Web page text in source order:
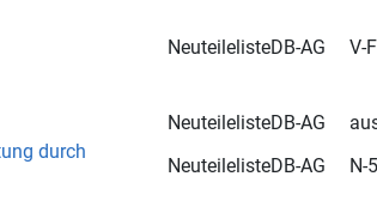
NeuteilelisteDB-AG V-
NeuteilelisteDB-AG
durch
NeuteilelisteDB-AG N-